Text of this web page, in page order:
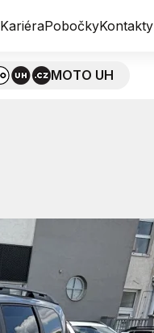
KariéraPobočkyKontakty
MOTO UH